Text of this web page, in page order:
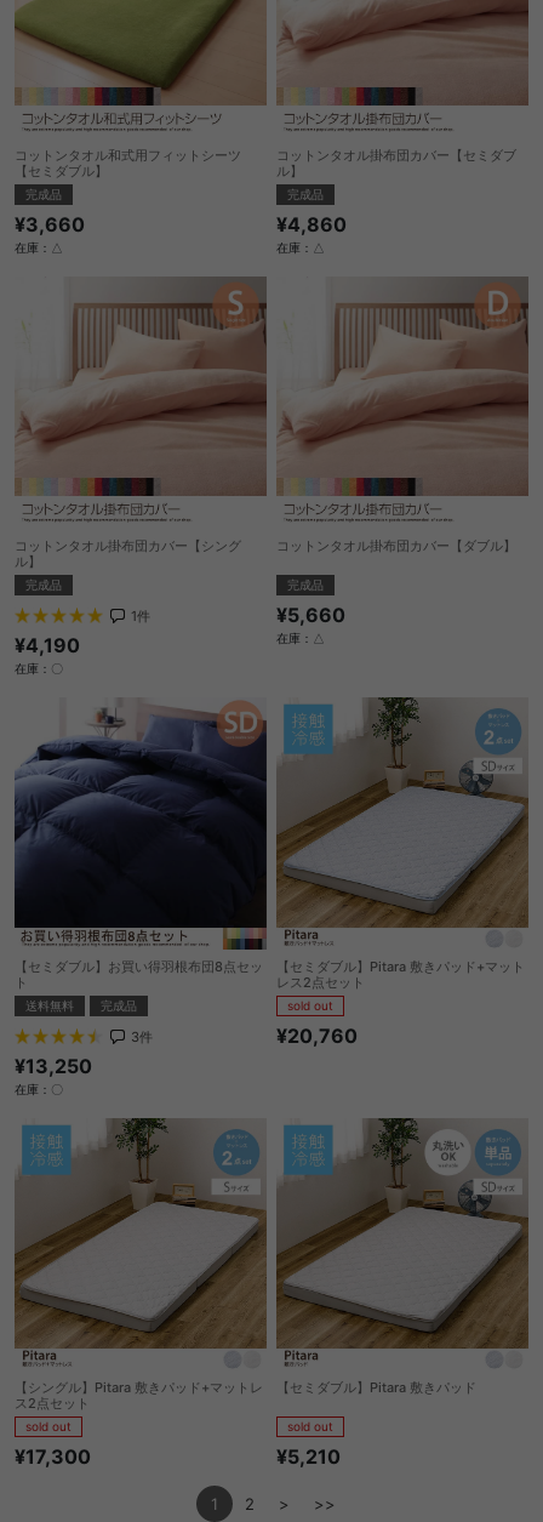
コットンタオル和式用フィットシーツ
【セミダブル】
完成品
¥3,660
在庫：△
コットンタオル掛布団カバー【セミダブ
ル】
完成品
¥4,860
在庫：△
コットンタオル掛布団カバー【シング
ル】
完成品
1件
¥4,190
在庫：〇
コットンタオル掛布団カバー【ダブル】
完成品
¥5,660
在庫：△
【セミダブル】お買い得羽根布団8点セッ
ト
送料無料 完成品
3件
¥13,250
在庫：〇
【セミダブル】Pitara 敷きパッド+マット
レス2点セット
sold out
¥20,760
【シングル】Pitara 敷きパッド+マットレ
ス2点セット
sold out
¥17,300
【セミダブル】Pitara 敷きパッド
sold out
¥5,210
1 2 > >>